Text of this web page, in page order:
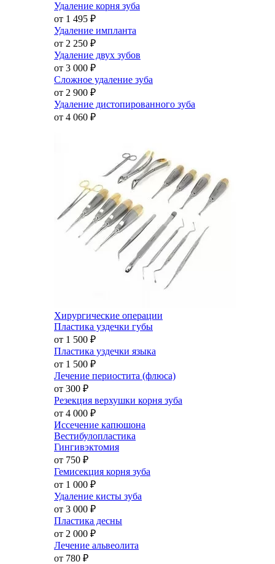
Удаление корня зуба
от 1 495 ₽
Удаление импланта
от 2 250 ₽
Удаление двух зубов
от 3 000 ₽
Сложное удаление зуба
от 2 900 ₽
Удаление дистопированного зуба
от 4 060 ₽
Хирургические операции
Пластика уздечки губы
от 1 500 ₽
Пластика уздечки языка
от 1 500 ₽
Лечение периостита (флюса)
от 300 ₽
Резекция верхушки корня зуба
от 4 000 ₽
Иссечение капюшона
Вестибулопластика
Гингивэктомия
от 750 ₽
Гемисекция корня зуба
от 1 000 ₽
Удаление кисты зуба
от 3 000 ₽
Пластика десны
от 2 000 ₽
Лечение альвеолита
от 780 ₽